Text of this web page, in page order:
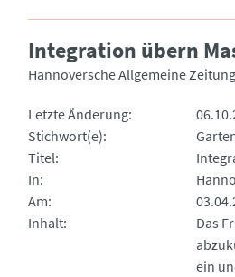
Integration übern
Hannoversche Allgemeine Zeitung
Letzte Änderung
Stichwort(e)
Titel
In
Am
Inhalt
Das
ein